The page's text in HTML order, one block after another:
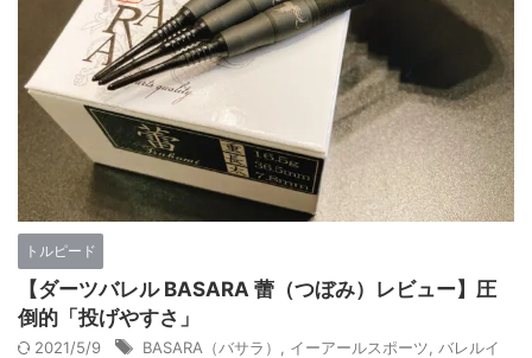
トルピード
【ダーツバレル BASARA 蕾（つぼみ）レビュー】圧
倒的「投げやすさ」
2021/5/9 BASARA（バサラ） イーアールスポーツ
バレルイ